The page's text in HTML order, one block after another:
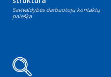
Savivaldybės darbuotojų kontaktų
paieška